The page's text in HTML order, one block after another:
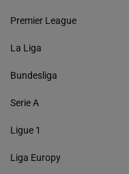
Premier League
La Liga
Bundesliga
Serie A
Ligue 1
Liga Europy